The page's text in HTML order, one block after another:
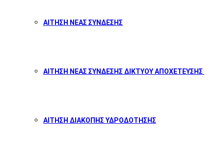
ΑΙΤΗΣΗ ΝΕΑΣ ΣΥΝΔΕΣΗΣ
ΑΙΤΗΣΗ ΝΕΑΣ ΣΥΝΔΕΣΗΣ ΔΙΚΤΥΟΥ ΑΠΟΧΕΤΕΥΣΗΣ
ΑΙΤΗΣΗ ΔΙΑΚΟΠΗΣ ΥΔΡΟΔΟΤΗΣΗΣ